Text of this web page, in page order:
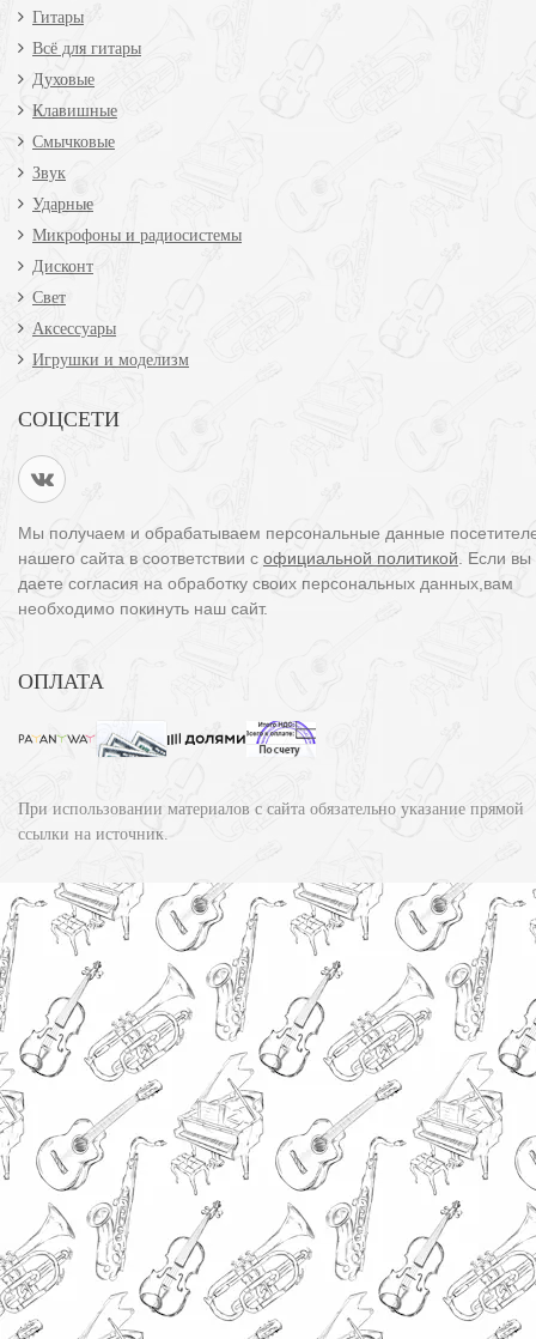
Гитары
Всё для гитары
Духовые
Клавишные
Смычковые
Звук
Ударные
Микрофоны и радиосистемы
Дисконт
Свет
Аксессуары
Игрушки и моделизм
СОЦСЕТИ
Мы получаем и обрабатываем персональные данные
нашего сайта в соответствии с официальной политикой . Если
даете согласия на обработку своих персональных данных,вам
необходимо покинуть наш сайт.
ОПЛАТА
При использовании материалов с сайта обязательно указание прямой
ссылки на источник.